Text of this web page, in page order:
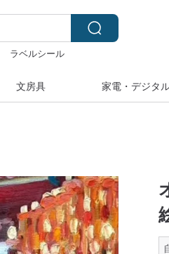
ラベルシール
文房具 家電・デジタ